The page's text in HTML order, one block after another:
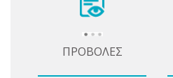
ΠΡΟΒΟΛΕΣ